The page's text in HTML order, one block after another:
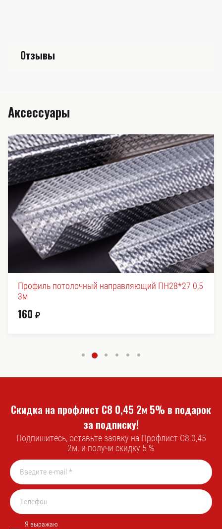
Отзывы
Аксессуары
ПН28*27 0,5 Планка конька плоская 190*190
Скидка на профлист С8 0,45 2м 5% в подарок
за подписку!
Подпишитесь, оставьте заявку на Профлист С8 0,45
2м. и получи скидку 5 %
Я выражаю